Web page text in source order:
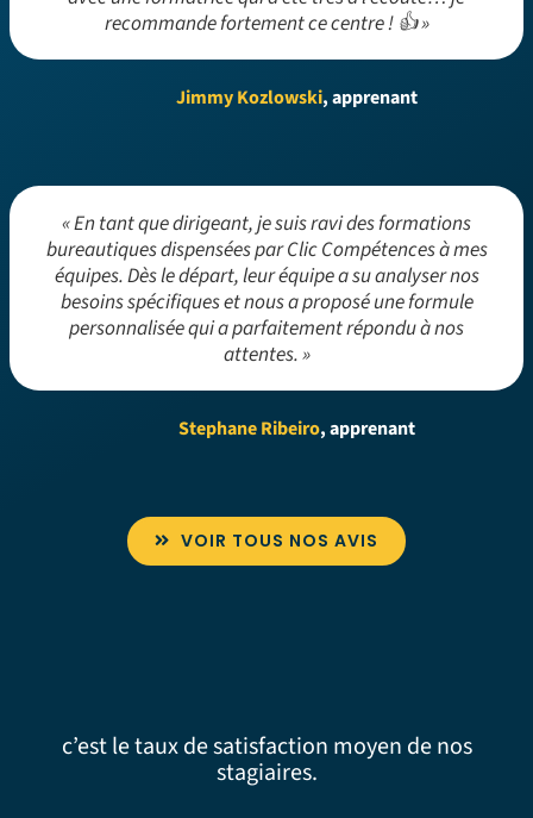
recommande fortement ce centre ! 👍 »
Jimmy Kozlowski, apprenant
« En tant que dirigeant, je suis ravi des formations
bureautiques dispensées par Clic Compétences à mes
équipes. Dès le départ, leur équipe a su analyser nos
besoins spécifiques et nous a proposé une formule
personnalisée qui a parfaitement répondu à nos
attentes. »
Stephane Ribeiro, apprenant
VOIR TOUS NOS AVIS
c’est le taux de satisfaction moyen de nos
stagiaires.